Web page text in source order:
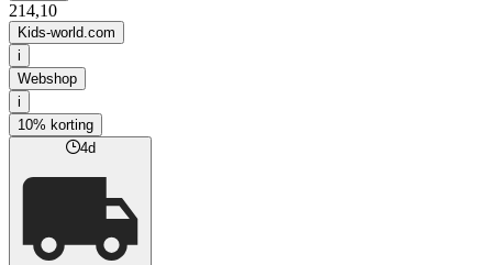
214,10
Kids-world.com
i
Webshop
i
10% korting
4d